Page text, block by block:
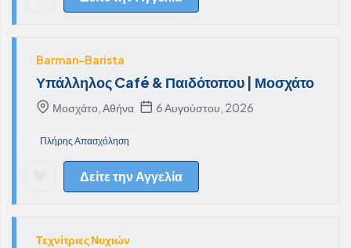
Barman-Barista
Υπάλληλος Café & Παιδότοπου | Μοσχάτο
Μοσχάτο, Αθήνα 6 Αυγούστου, 2026
Πλήρης Απασχόληση
Δείτε την Αγγελία
Τεχνίτριες Νυχιών